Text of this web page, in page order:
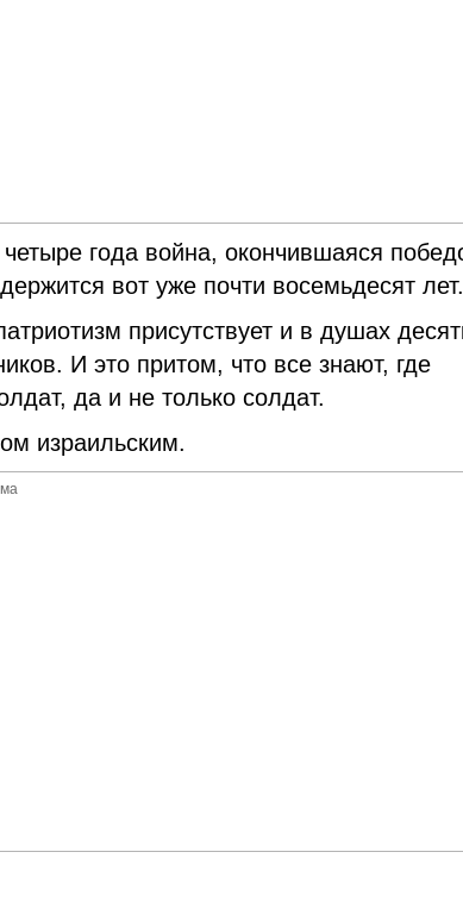
года война, окончившаяся
вот уже почти восемьдесят
присутствует и в душах
И это притом, что все знают, где
да и не только солдат.
израильским.